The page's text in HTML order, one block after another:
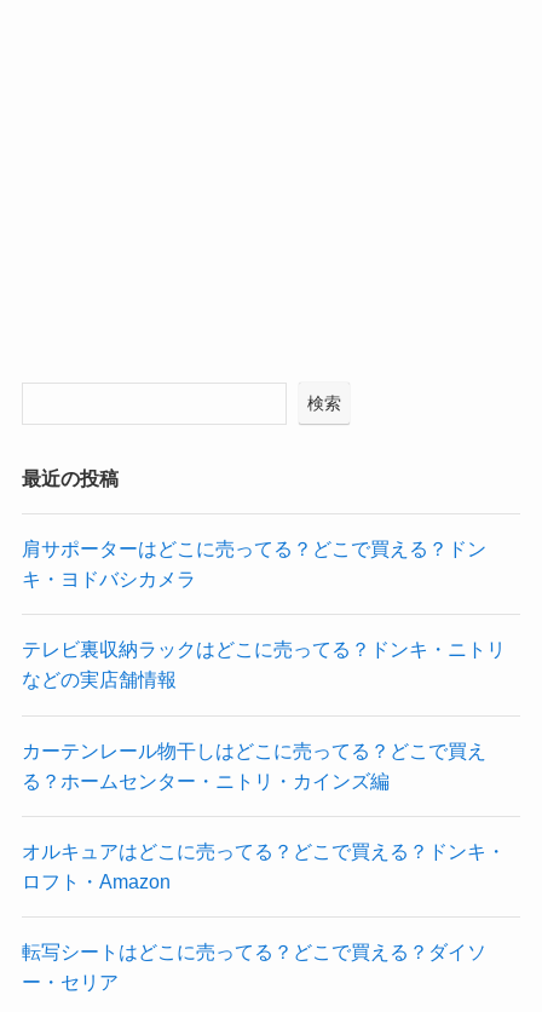
検索
最近の投稿
肩サポーターはどこに売ってる？どこで買える？ドン
キ・ヨドバシカメラ
テレビ裏収納ラックはどこに売ってる？ドンキ・ニトリ
などの実店舗情報
カーテンレール物干しはどこに売ってる？どこで買え
る？ホームセンター・ニトリ・カインズ編
オルキュアはどこに売ってる？どこで買える？ドンキ・
ロフト・Amazon
転写シートはどこに売ってる？どこで買える？ダイソ
ー・セリア